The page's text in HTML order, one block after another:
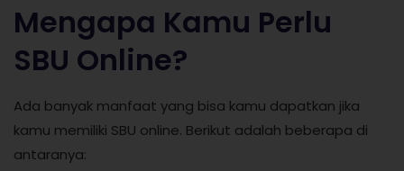
Mengapa Kamu Perlu
SBU Online?
Ada banyak manfaat yang bisa kamu dapatkan jika
kamu memiliki SBU online. Berikut adalah beberapa di
antaranya: